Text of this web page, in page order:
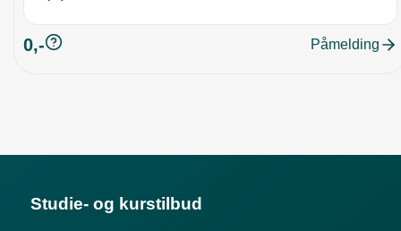
0,- Påmelding
Studie- og kurstilbud